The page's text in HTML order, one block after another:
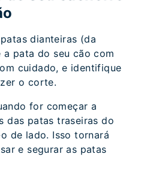
dianteiras (da
a pata do seu cão com
cuidado, e identifique
o corte.
for começar a
das patas traseiras do
de lado. Isso tornará
e segurar as patas